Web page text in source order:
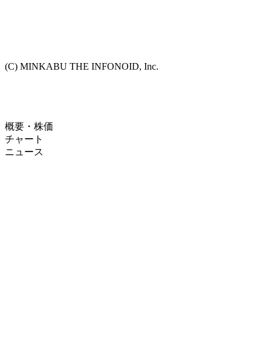
(C) MINKABU THE INFONOID, Inc.
概要・株価
チャート
ニュース